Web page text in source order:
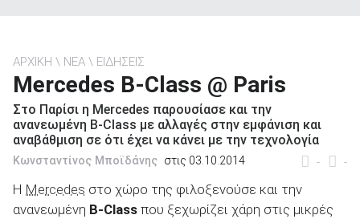
ΑΝΑΖΗΤΗΣΗ
Μεταχειρισμένα
ΑΡΧΙΚΗ ΝΕΑ ΕΙΔΗΣΕΙΣ
Mercedes B-Class @ Paris
Στο Παρίσι η Mercedes παρουσίασε και την
ανανεωμένη B-Class με αλλαγές στην εμφάνιση και
αναβάθμιση σε ότι έχει να κάνει με την τεχνολογία
- -
Κωνσταντίνος Μποϊδάνης στις 03.10.2014
Η Mercedes στο χώρο της φιλοξενούσε και την
ανανεωμένη B-Class που ξεχωρίζει χάρη στις μικρές